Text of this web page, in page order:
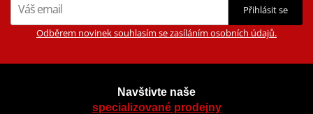
Přihlásit se
Odběrem novinek souhlasím se zasíláním osobních údajů.
Navštivte naše
specializované prodejny